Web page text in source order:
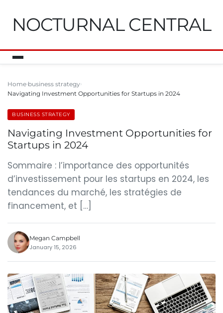
NOCTURNAL CENTRAL
Home business strategy
Navigating Investment Opportunities for Startups in 2024
BUSINESS STRATEGY
Navigating Investment Opportunities for
Startups in 2024
Sommaire : l’importance des opportunités
d’investissement pour les startups en 2024, les
tendances du marché, les stratégies de
financement, et […]
Megan Campbell
January 15, 2026